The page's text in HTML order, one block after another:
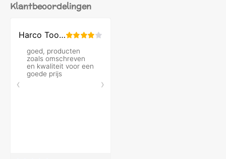
Klantbeoordelingen